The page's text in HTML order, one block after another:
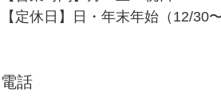
【定休日】日・年末年始（12/30
電話